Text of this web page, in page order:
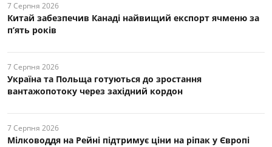
7 Серпня 2026
Китай забезпечив Канаді найвищий експорт ячменю за
п’ять років
7 Серпня 2026
Україна та Польща готуються до зростання
вантажопотоку через західний кордон
7 Серпня 2026
Мілководдя на Рейні підтримує ціни на ріпак у Європі